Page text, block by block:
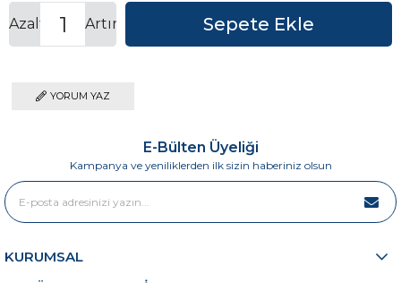
Artır
Azalt
YORUM YAZ
E-Bülten Üyeliği
Kampanya ve yeniliklerden ilk sizin haberiniz olsun
KURUMSAL